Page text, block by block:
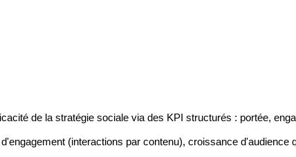
de la stratégie sociale via des KPI structurés : portée,
(interactions par contenu), croissance d'audience